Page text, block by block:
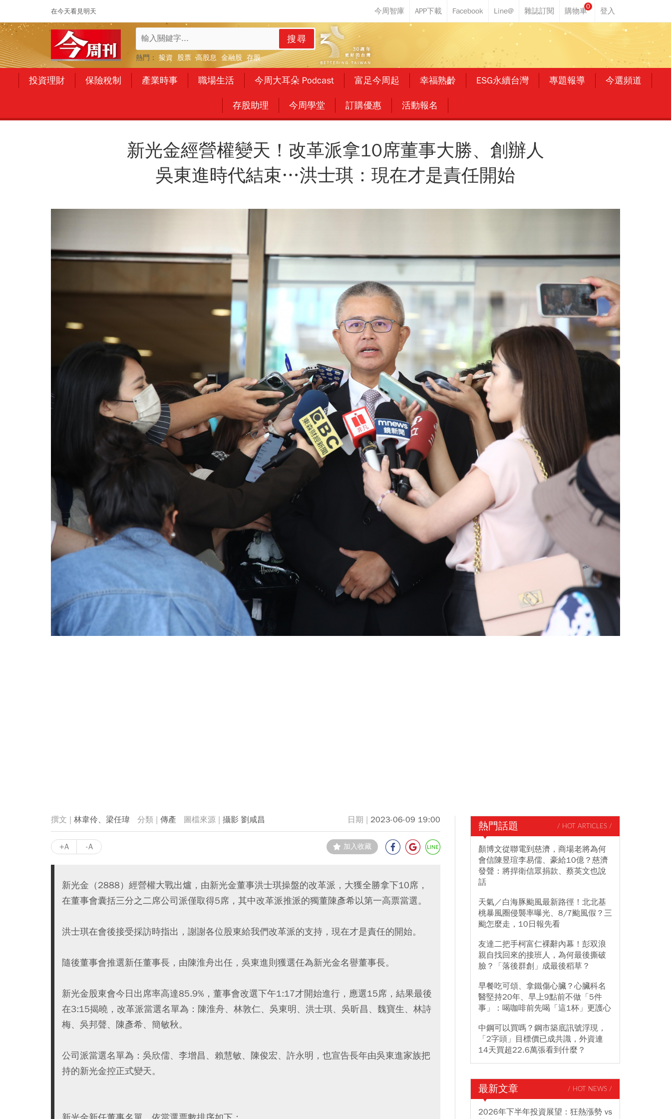
在今天看見明天
0
搜尋
熱門： 投資 股票 高股息 金融股 存股
投資理財 保險稅制 產業時事 職場生活 今周大耳朵 Podcast 富足今周起 幸福熟齡 ESG永續台灣 專題報導 今選頻道
存股助理 今周學堂 訂購優惠 活動報名
新光金經營權變天！改革派拿10席董事大勝、創辦人
吳東進時代結束…洪士琪：現在才是責任開始
林韋伶、梁任瑋 傳產 攝影 劉咸昌 2023-06-09 19:00
+A -A 加入收藏
新光金（2888）經營權大戰出爐，由新光金董事洪士琪操盤的改革派，大獲全勝拿下10席，
在董事會囊括三分之二席公司派僅取得5席，其中改革派推派的獨董陳彥希以第一高票當選。
洪士琪在會後接受採訪時指出，謝謝各位股東給我們改革派的支持，現在才是責任的開始。
隨後董事會推選新任董事長，由陳淮舟出任，吳東進則獲選任為新光金名譽董事長。
新光金股東會今日出席率高達85.9%，董事會改選下午1:17才開始進行，應選15席，結果最後
在3:15揭曉，改革派當選名單為：陳淮舟、林敦仁、吳東明、洪士琪、吳昕昌、魏寶生、林詩
梅、吳邦聲、陳彥希、簡敏秋。
公司派當選名單為：吳欣儒、李增昌、賴慧敏、陳俊宏、許永明，也宣告長年由吳東進家族把
持的新光金控正式變天。
熱門話題 / HOT ARTICLES /
顏博文從聯電到慈濟，商場老將為何
會信陳昱瑄李易儒、豪給10億？慈濟
發聲：將捍衛信眾捐款、蔡英文也說
話
天氣／白海豚颱風最新路徑！北北基
桃暴風圈侵襲率曝光、8/7颱風假？三
颱怎麼走，10日報先看
友達二把手柯富仁裸辭內幕！彭双浪
親自找回來的接班人，為何最後撕破
臉？「落後群創」成最後稻草？
早餐吃可頌、拿鐵傷心臟？心臟科名
醫堅持20年、早上9點前不做「5件
事」：喝咖啡前先喝「這1杯」更護心
中鋼可以買嗎？鋼市築底訊號浮現，
「2字頭」目標價已成共識，外資連
14天買超22.6萬張看到什麼？
最新文章 / HOT NEWS /
2026年下半年投資展望：狂熱漲勢 vs